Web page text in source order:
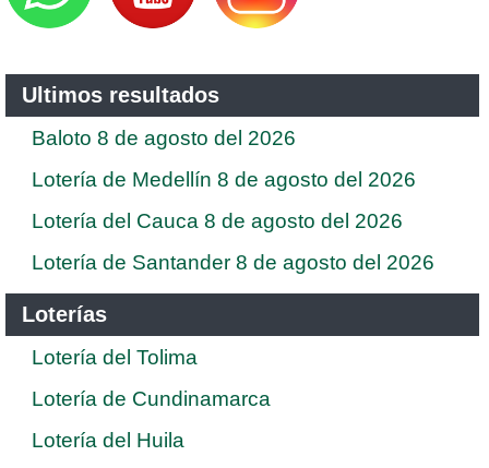
Ultimos resultados
Baloto 8 de agosto del 2026
Lotería de Medellín 8 de agosto del 2026
Lotería del Cauca 8 de agosto del 2026
Lotería de Santander 8 de agosto del 2026
Loterías
Lotería del Tolima
Lotería de Cundinamarca
Lotería del Huila